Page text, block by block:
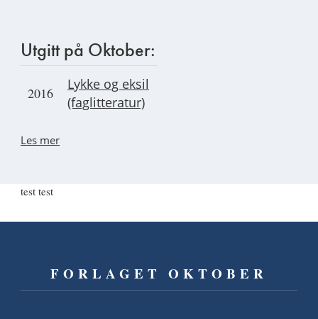
Utgitt på Oktober:
2016
Lykke og eksil
(faglitteratur)
Les mer
test test
FORLAGET OKTOBER